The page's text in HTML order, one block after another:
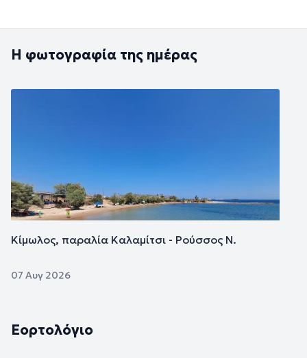
Η φωτογραφία της ημέρας
Κίμωλος, παραλία Καλαμίτσι - Ρούσσος Ν.
07 Αυγ 2026
Εορτολόγιο